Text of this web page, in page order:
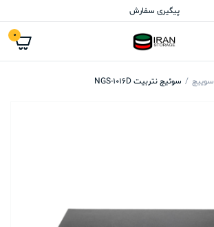
پیگیری سفارش
0
سوییچ سوئیچ نتربیت NGS-1016D